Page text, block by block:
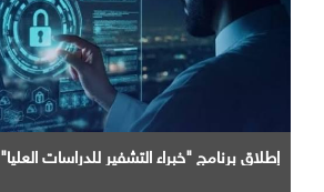
إطلاق برنامج "خبراء التشفير للدراسات العليا"